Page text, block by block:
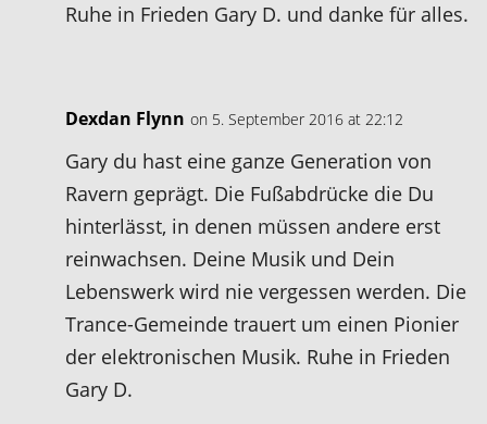
Ruhe in Frieden Gary D. und danke für alles.
Dexdan Flynn on 5. September 2016 at 22:12
Gary du hast eine ganze Generation von
Ravern geprägt. Die Fußabdrücke die Du
hinterlässt, in denen müssen andere erst
reinwachsen. Deine Musik und Dein
Lebenswerk wird nie vergessen werden. Die
Trance-Gemeinde trauert um einen Pionier
der elektronischen Musik. Ruhe in Frieden
Gary D.